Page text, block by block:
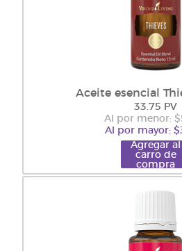
Aceite esencial
33.75 PV
Al por menor:
Al por mayor:
Agregar al
carro de
compra